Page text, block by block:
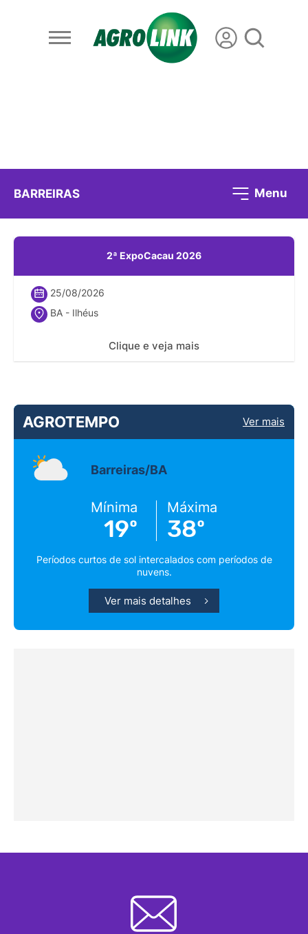
BARREIRAS Menu
2ª ExpoCacau 2026
25/08/2026
BA - Ilhéus
Clique e veja mais
AGROTEMPO Ver mais
Barreiras/BA
Mínima
19º
Máxima
38º
Períodos curtos de sol intercalados com períodos de
nuvens.
Ver mais detalhes